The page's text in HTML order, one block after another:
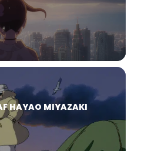
HAYAO MIYAZAKI